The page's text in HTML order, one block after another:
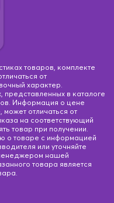
товаров, комплекте
от
характер.
в каталоге
Информация о цене
может отличаться от
на соответствующий
товар при получении.
о товаре с информацией
или уточняйте
нашей
товара является